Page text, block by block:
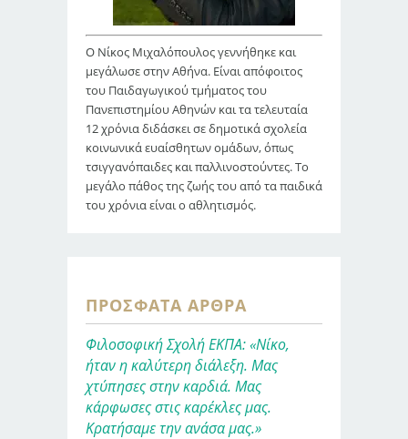
Ο Νίκος Μιχαλόπουλος γεννήθηκε και
μεγάλωσε στην Αθήνα. Είναι απόφοιτος
του Παιδαγωγικού τμήματος του
Πανεπιστημίου Αθηνών και τα τελευταία
12 χρόνια διδάσκει σε δημοτικά σχολεία
κοινωνικά ευαίσθητων ομάδων, όπως
τσιγγανόπαιδες και παλλινοστούντες. Το
μεγάλο πάθος της ζωής του από τα παιδικά
του χρόνια είναι ο αθλητισμός.
ΠΡΌΣΦΑΤΑ ΆΡΘΡΑ
Φιλοσοφική Σχολή ΕΚΠΑ: «Νίκο,
ήταν η καλύτερη διάλεξη. Μας
χτύπησες στην καρδιά. Μας
κάρφωσες στις καρέκλες μας.
Κρατήσαμε την ανάσα μας.»